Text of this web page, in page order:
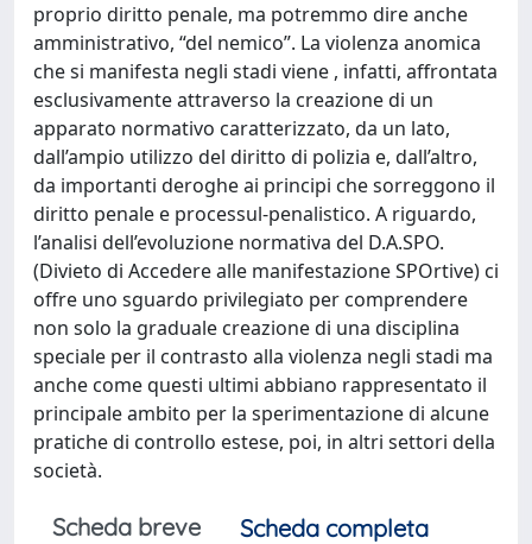
proprio diritto penale, ma potremmo dire anche
amministrativo, “del nemico”. La violenza anomica
che si manifesta negli stadi viene , infatti, affrontata
esclusivamente attraverso la creazione di un
apparato normativo caratterizzato, da un lato,
dall’ampio utilizzo del diritto di polizia e, dall’altro,
da importanti deroghe ai principi che sorreggono il
diritto penale e processul-penalistico. A riguardo,
l’analisi dell’evoluzione normativa del D.A.SPO.
(Divieto di Accedere alle manifestazione SPOrtive) ci
offre uno sguardo privilegiato per comprendere
non solo la graduale creazione di una disciplina
speciale per il contrasto alla violenza negli stadi ma
anche come questi ultimi abbiano rappresentato il
principale ambito per la sperimentazione di alcune
pratiche di controllo estese, poi, in altri settori della
società.
Scheda breve
Scheda completa